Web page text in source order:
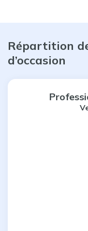
Répartition
d’occasion